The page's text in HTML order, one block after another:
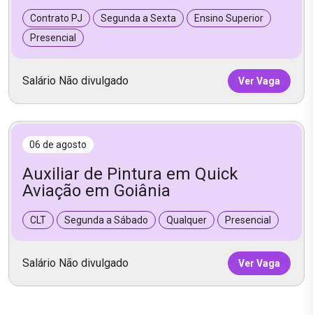
Contrato PJ Segunda a Sexta
Ensino Superior
Presencial
Salário Não divulgado Ver Vaga
06 de agosto
Auxiliar de Pintura em Quick
Aviação em Goiânia
CLT Segunda a Sábado Qualquer Presencial
Salário Não divulgado Ver Vaga